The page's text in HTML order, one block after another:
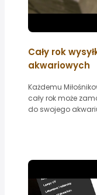
Cały rok
akwariowych
Każdemu
cały rok może
do swojego